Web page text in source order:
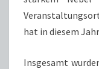
hat in diesem
Insgesamt